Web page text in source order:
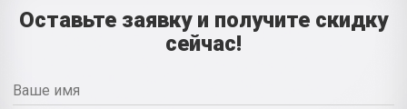
Оставьте заявку и получите скидку
сейчас!